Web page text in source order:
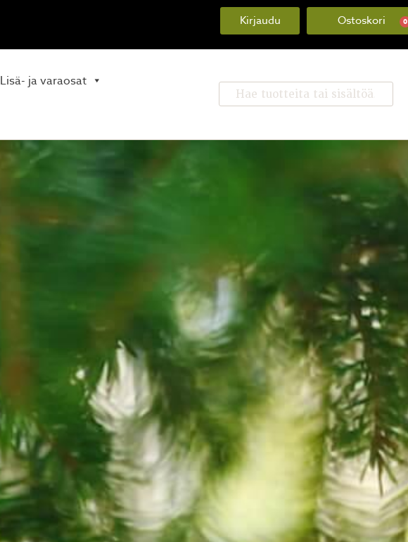
Kirjaudu 0
Lisä- ja varaosat